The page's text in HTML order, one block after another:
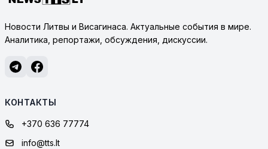
Новости Литвы и Висагинаса. Актуальные события в мире.
Аналитика, репортажи, обсуждения, дискуссии.
КОНТАКТЫ
+370 636 77774
info@tts.lt